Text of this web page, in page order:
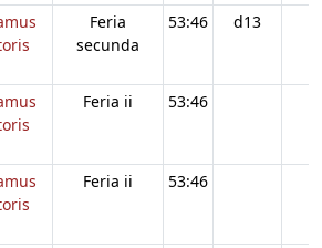
Feria
secunda
53:46 d13
Feria ii 53:46
Feria ii 53:46